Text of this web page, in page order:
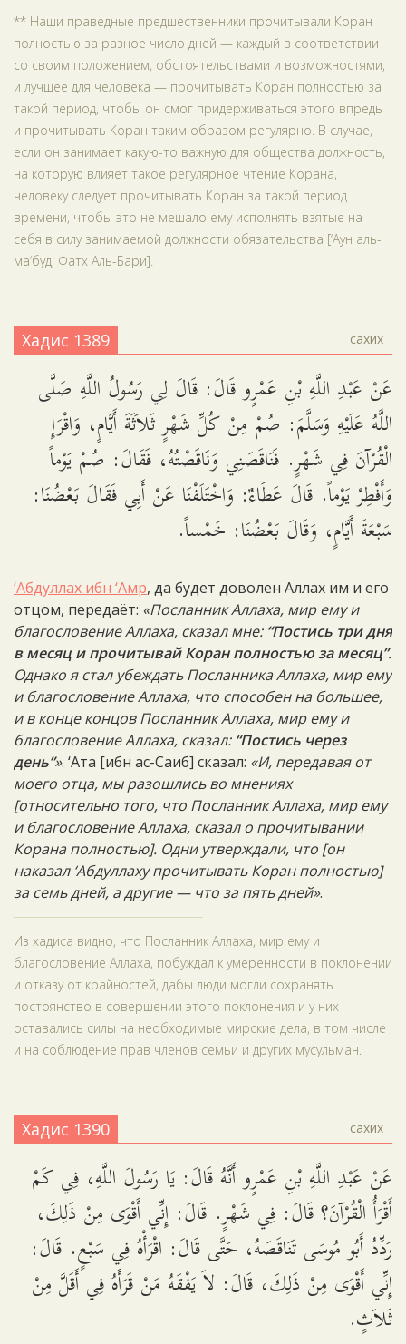
** Наши праведные предшественники прочитывали Коран
полностью за разное число дней — каждый в соответствии
со своим положением, обстоятельствами и возможностями,
и лучшее для человека — прочитывать Коран полностью за
такой период, чтобы он смог придерживаться этого впредь
и прочитывать Коран таким образом регулярно. В случае,
если он занимает какую-то важную для общества должность,
на которую влияет такое регулярное чтение Корана,
человеку следует прочитывать Коран за такой период
времени, чтобы это не мешало ему исполнять взятые на
себя в силу занимаемой должности обязательства [‘Аун аль-
ма‘буд; Фатх Аль-Бари].
Хадис 1389 сахих
عَنْ عَبْدِ اللَّهِ بْنِ عَمْرٍو قَالَ: قَالَ لِي رَسُولُ اللَّهِ صَلَّى
اللَّهُ عَلَيْهِ وَسَلَّمَ: صُمْ مِنْ كُلِّ شَهْرٍ ثَلاَثَةَ أَيَّامٍ، وَاقْرَإِ
الْقُرْآنَ فِي شَهْرٍ. فَنَاقَصَنِي وَنَاقَصْتُهُ، فَقَالَ: صُمْ يَوْماً
وَأَفْطِرْ يَوْماً. قَالَ عَطَاءٌ: وَاخْتَلَفْنَا عَنْ أَبِي فَقَالَ بَعْضُنَا:
سَبْعَةَ أَيَّامٍ، وَقَالَ بَعْضُنَا: خَمْساً.
‘Абдуллах ибн ‘Амр, да будет доволен Аллах им и его
отцом, передаёт: «Посланник Аллаха, мир ему и
благословение Аллаха, сказал мне: “Постись три дня
в месяц и прочитывай Коран полностью за месяц”.
Однако я стал убеждать Посланника Аллаха, мир ему
и благословение Аллаха, что способен на большее,
и в конце концов Посланник Аллаха, мир ему и
благословение Аллаха, сказал: “Постись через
день”». ‘Ата [ибн ас-Саиб] сказал: «И, передавая от
моего отца, мы разошлись во мнениях
[относительно того, что Посланник Аллаха, мир ему
и благословение Аллаха, сказал о прочитывании
Корана полностью]. Одни утверждали, что [он
наказал ‘Абдуллаху прочитывать Коран полностью]
за семь дней, а другие — что за пять дней».
Из хадиса видно, что Посланник Аллаха, мир ему и
благословение Аллаха, побуждал к умеренности в поклонении
и отказу от крайностей, дабы люди могли сохранять
постоянство в совершении этого поклонения и у них
оставались силы на необходимые мирские дела, в том числе
и на соблюдение прав членов семьи и других мусульман.
Хадис 1390 сахих
عَنْ عَبْدِ اللَّهِ بْنِ عَمْرٍو أَنَّهُ قَالَ: يَا رَسُولَ اللَّهِ، فِي كَمْ
أَقْرَأُ الْقُرْآنَ؟ قَالَ: فِي شَهْرٍ. قَالَ: إِنِّي أَقْوَى مِنْ ذَلِكَ،
رَدِّدُ أَبُو مُوسَى تَنَاقَصَهُ، حَتَّى قَالَ: اقْرَأْهُ فِي سَبْعٍ. قَالَ:
إِنِّي أَقْوَى مِنْ ذَلِكَ، قَالَ: لاَ يَفْقَهُ مَنْ قَرَأَهُ فِي أَقَلَّ مِنْ
ثَلاَثٍ.